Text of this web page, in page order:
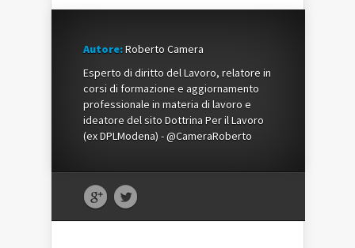
Autore:Roberto Camera
Esperto di diritto del Lavoro, relatore in
corsi di formazione e aggiornamento
professionale in materia di lavoro e
ideatore del sito Dottrina Per il Lavoro
(ex DPLModena) - @CameraRoberto